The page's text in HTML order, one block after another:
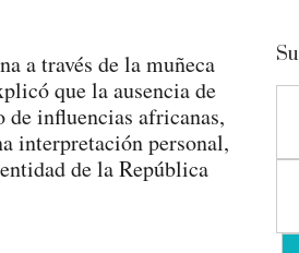
a través de la muñeca
que la ausencia de
influencias africanas,
interpretación personal,
de la República